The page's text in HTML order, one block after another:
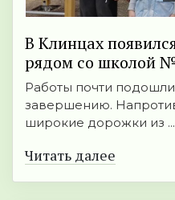
В Клинцах
рядом со школой
Работы почти
завершению.
широкие дорожки из ...
Читать далее